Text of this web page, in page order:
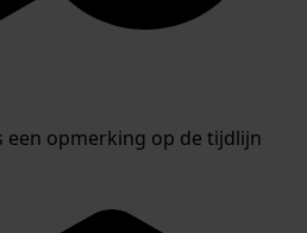
een opmerking op de tijdlijn